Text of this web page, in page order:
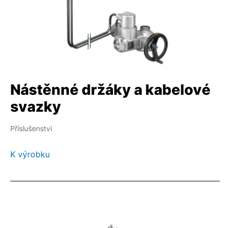
Nástěnné držáky a kabelové
svazky
Příslušenství
K výrobku